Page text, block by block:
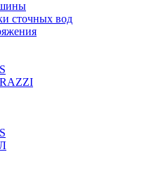
сточных вод